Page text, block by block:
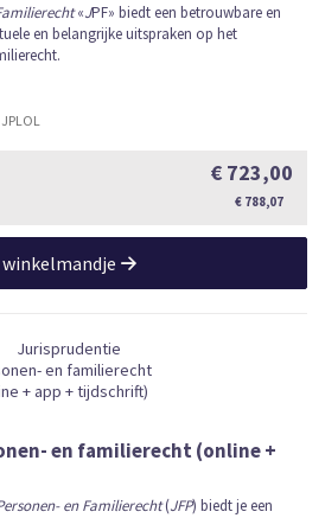
«JPF» biedt een betrouwbare en
en belangrijke uitspraken op het
€ 723,00
€ 788,07
en familierecht (online +
en Familierecht(JFP) biedt je een